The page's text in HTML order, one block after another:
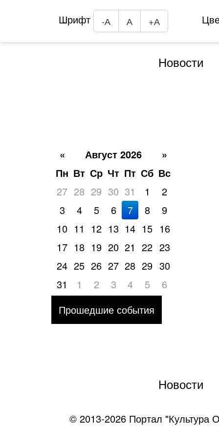
Шрифт -А А +А
Новости
« Август 2026
»
Пн Вт Ср Чт Пт Сб Вс
27 28 29 30 31 1
2
3
4 5 6 7 8
9
10 11 12 13 14 15 16
17 18 19 20 21 22 23
24 25 26 27 28 29 30
31
1 2 3 4 5
6
Прошедшие события
Новости
© 2013-2026 Портал "Культура